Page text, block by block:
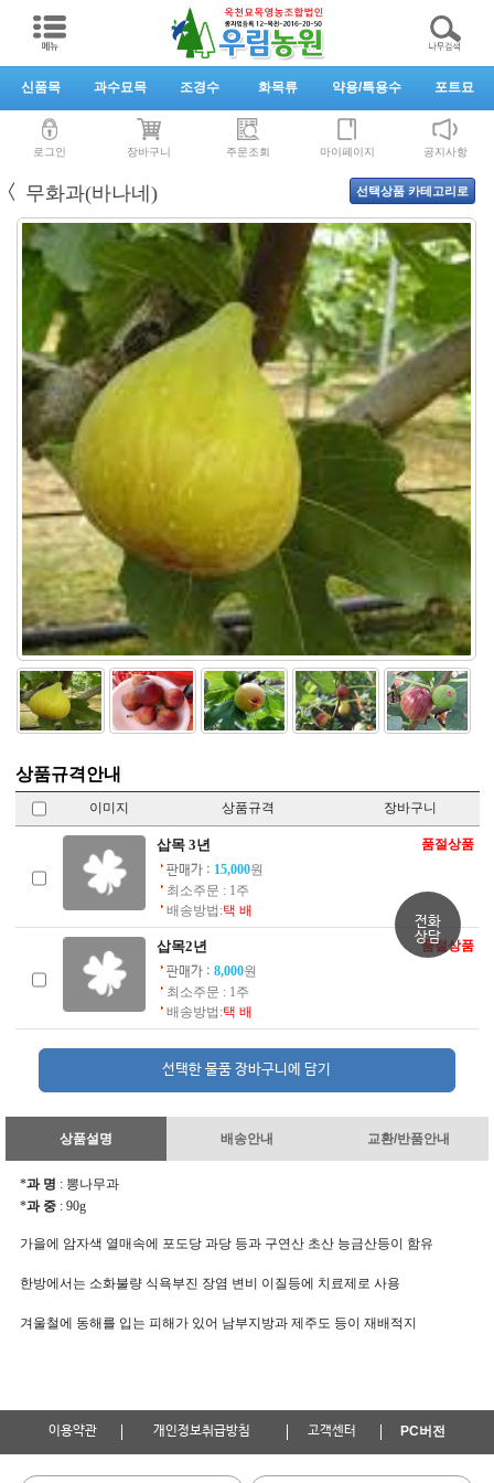
신품목 과수묘목 조경수 화목류 약용/특용수 포트묘
로그인 장바구니 주문조회 마이페이지 공지사항
전화
상담
〈 무화과(바나네)
상품규격안내
이미지 상품규격 장바구니
삽목 3년
판매가 : 15,000원
최소주문 : 1주
배송방법:택 배
품절상품
삽목2년
판매가 : 8,000원
최소주문 : 1주
배송방법:택 배
품절상품
상품설명 배송안내 교환/반품안내
*과 명 : 뽕나무과
*과 중: 90g
가을에 암자색 열매속에 포도당 과당 등과 구연산 초산 능금산등이 함유
한방에서는 소화불량 식욕부진 장염 변비 이질등에 치료제로 사용
겨울철에 동해를 입는 피해가 있어 남부지방과 제주도 등이 재배적지
이용약관 개인정보취급방침 고객센터 PC버전